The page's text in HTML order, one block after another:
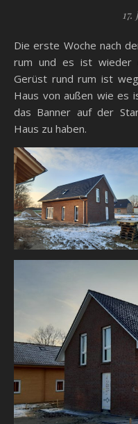
17.
Die erste Woche nach den Betriebsferien von Viebrock ist
rum und es ist wieder
Gerüst rund rum ist
Haus von außen wie es
das Banner auf der
Haus zu haben.